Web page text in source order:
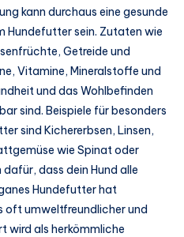
kann durchaus eine gesunde
Hundefutter sein. Zutaten wie
Getreide und
Vitamine, Mineralstoffe und
und das Wohlbefinden
sind. Beispiele für besonders
sind Kichererbsen, Linsen,
wie Spinat oder
dass dein Hund alle
Hundefutter hat
oft umweltfreundlicher und
wird als herkömmliche